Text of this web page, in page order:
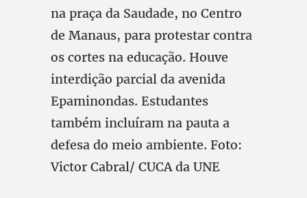
na praça da Saudade, no Centro
de Manaus, para protestar contra
os cortes na educação. Houve
interdição parcial da avenida
Epaminondas. Estudantes
também incluíram na pauta a
defesa do meio ambiente. Foto:
Victor Cabral/ CUCA da UNE